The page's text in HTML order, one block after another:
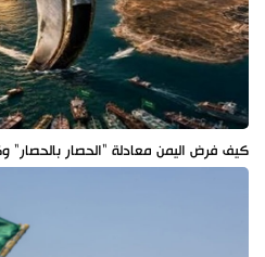
كيف فرض اليمن معادلة "الحصار بالحصار"